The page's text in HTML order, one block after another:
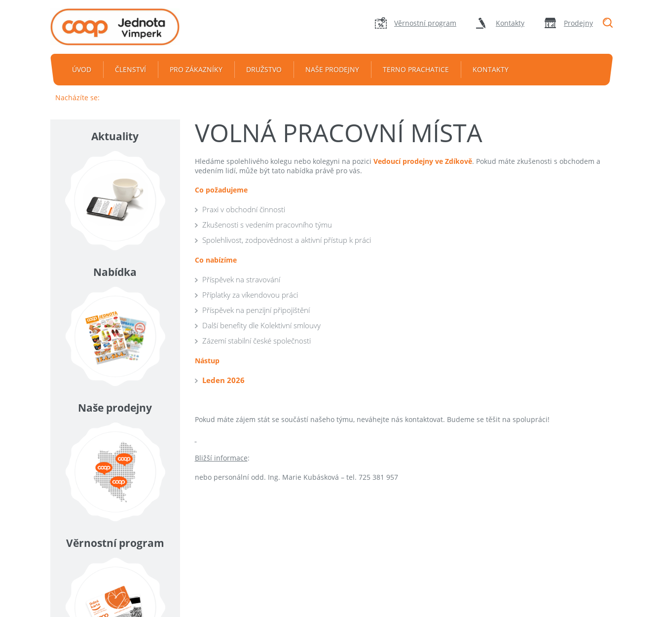
Věrnostní program Kontakty Prodejny
ÚVOD ČLENSTVÍ PRO ZÁKAZNÍKY DRUŽSTVO NAŠE PRODEJNY TERNO PRACHATICE KONTAKTY
Nacházíte se:
VOLNÁ PRACOVNÍ MÍSTA
Hledáme spolehlivého kolegu nebo kolegyni na pozici Vedoucí prodejny ve Zdíkově. Pokud máte zkušenosti s obchodem a
vedením lidí, může být tato nabídka právě pro vás.
Co požadujeme
Praxi v obchodní činnosti
Zkušenosti s vedením pracovního týmu
Spolehlivost, zodpovědnost a aktivní přístup k práci
Co nabízíme
Příspěvek na stravování
Příplatky za víkendovou práci
Příspěvek na penzijní připojištění
Další benefity dle Kolektivní smlouvy
Zázemí stabilní české společnosti
Nástup
Leden 2026
Pokud máte zájem stát se součástí našeho týmu, neváhejte nás kontaktovat. Budeme se těšit na spolupráci!
Bližší informace:
nebo personální odd. Ing. Marie Kubásková – tel. 725 381 957
Aktuality
Nabídka
Naše prodejny
Věrnostní program